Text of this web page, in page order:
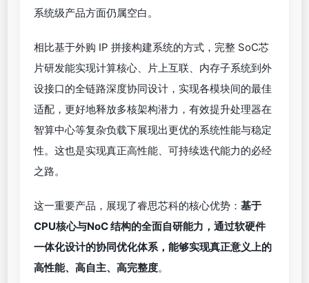
系统级产品方面仍属空白。
相比基于外购 IP 拼接构建系统的方式，完整 SoC芯
片研发能实现计算核心、片上互联、内存子系统到外
设接口的全链路深度协同设计，实现各模块间的最佳
适配，更好地释放多核架构潜力，有效提升处理器在
智算中心等复杂负载下展现出更优的系统性能与稳定
性。这也是实现真正高性能、可持续迭代能力的必经
之路。
这一重要产品，展现了睿思芯科的核心优势： 基于
CPU核心与NoC 结构的全面自研能力，通过软硬件
一体化设计的协同优化体系，能够实现真正意义上的
高性能、高自主、高完整度。